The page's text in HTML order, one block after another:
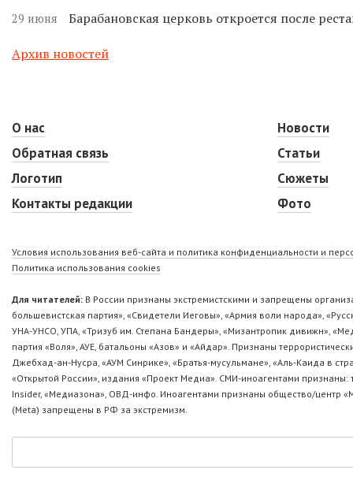
29 июня Барабановская церковь откроется после
Архив новостей
О нас
Обратная связь
Логотип
Контакты редакции
Новости
Статьи
Сюжеты
Фото
Условия использования веб-сайта и политика конфиденциальности и
Политика использования cookies
Для читателей: В России признаны экстремистскими и запрещены
большевистская партия», «Свидетели Иеговы», «Армия воли народа»,
УНА-УНСО, УПА, «Тризуб им. Степана Бандеры», «Мизантропик дивижн»,
партия «Воля», АУЕ, батальоны «Азов» и «Айдар». Признаны
Джебхад-ан-Нусра, «АУМ Синрике», «Братья-мусульмане», «Аль-Каида в
«Открытой России», издания «Проект Медиа». СМИ-иноагентами
Insider, «Медиазона», ОВД-инфо. Иноагентами признаны общество/центр
(Metа) запрещены в РФ за экстремизм.